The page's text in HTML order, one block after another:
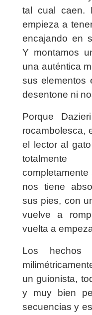
tal cual caen.
empieza a
encajando en
Y montamos
una auténtica
sus elementos
desentone ni
Porque
rocambolesca,
el lector al
nos tiene
sus pies, con
vuelve a
vuelta a
Los hechos
un guionista,
y muy bien
secuencias y